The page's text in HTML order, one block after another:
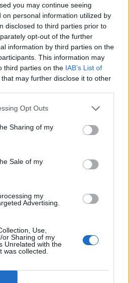
you may continue seeing
on personal information utilized by
disclosed to third parties prior to
opt-out of the further
information by third parties on the
This information may
third parties on the IAB’s List of
that may further disclose it to other
Opt Outs
Sharing of my
Sale of my
my
Advertising.
Use,
or Sharing of my
Unrelated with the
was collected.